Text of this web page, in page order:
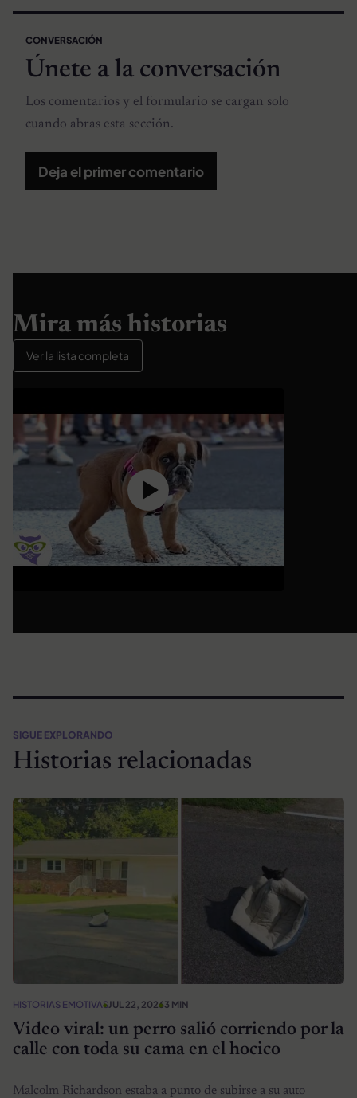
CONVERSACIÓN
Únete a la conversación
Los comentarios y el formulario se cargan solo
cuando abras esta sección.
Deja el primer comentario
Mira más historias
Ver la lista completa
SIGUE EXPLORANDO
Historias relacionadas
HISTORIAS EMOTIVASJUL 22, 20263 MIN
Video viral: un perro salió corriendo por la
calle con toda su cama en el hocico
Malcolm Richardson estaba a punto de subirse a su auto